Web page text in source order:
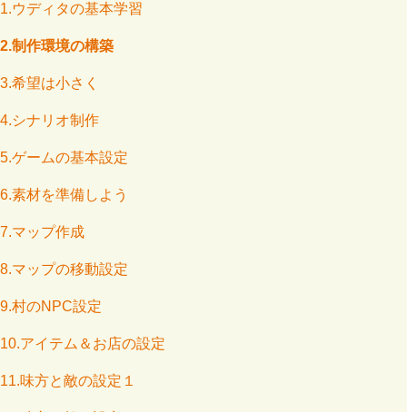
1.ウディタの基本学習
2.制作環境の構築
3.希望は小さく
4.シナリオ制作
5.ゲームの基本設定
6.素材を準備しよう
7.マップ作成
8.マップの移動設定
9.村のNPC設定
10.アイテム＆お店の設定
11.味方と敵の設定１